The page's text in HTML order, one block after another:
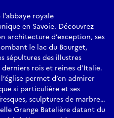
royale
en Savoie. Découvrez
architecture d’exception, ses
le lac du Bourget,
sépultures des illustres
rois et reines d’Italie.
permet d’en admirer
si particulière et ses
sculptures de marbre…
Grange Batelière datant du